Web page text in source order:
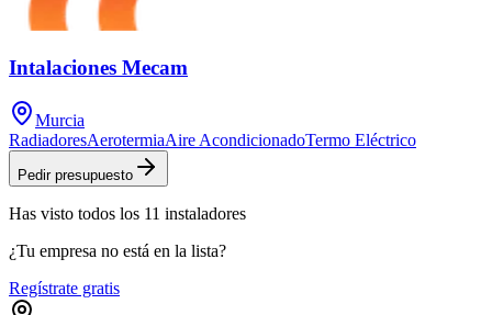
Intalaciones Mecam
Murcia
RadiadoresAerotermiaAire AcondicionadoTermo Eléctrico
Pedir presupuesto
Has visto todos los 11 instaladores
¿Tu empresa no está en la lista?
Regístrate gratis